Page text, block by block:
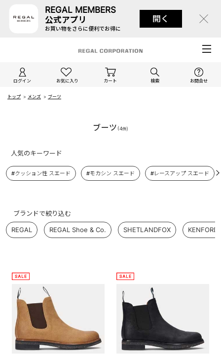
REGAL MEMBERS
公式アプリ
お買い物をさらに便利でお得に
開く
ログイン お気に入り カート 検索 お問合せ
トップ > メンズ > ブーツ
ブーツ (4件)
人気のキーワード
#クッション性 スエード #モカシン スエード #レースアップ スエード
ブランドで絞り込む
REGAL REGAL Shoe & Co. SHETLANDFOX KENFORD